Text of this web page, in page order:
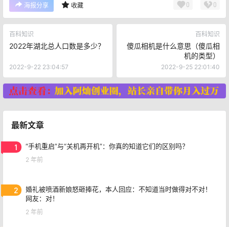
海报分享 收藏 0 0
百科知识
2022年湖北总人口数是多少？
2022-9-22 23:04:57
百科知识
傻瓜相机是什么意思（傻瓜相
机的类型）
2022-9-25 22:01:40
最新文章
1 “手机重启”与“关机再开机”：你真的知道它们的区别吗？
2 年前
2
婚礼被喷酒新娘怒砸捧花，本人回应：不知道当时做得对不对！
网友：对！
2 年前